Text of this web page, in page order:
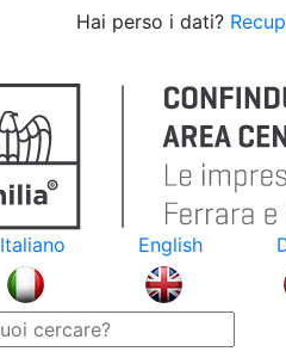
Hai perso i dati?
Italiano
English